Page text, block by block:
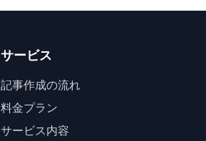
サービス
記事作成の流れ
料金プラン
サービス内容